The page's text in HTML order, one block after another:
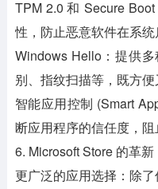
TPM 2.0 和 Secure
性，防止恶意软件在系统
Windows Hello：提供
别、指纹扫描等，既方便
智能应用控制 (Smart
断应用程序的信任度，阻
6. Microsoft Store 的革新
更广泛的应用选择：除